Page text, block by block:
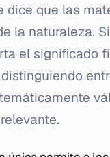
dice que las
la naturaleza.
el significado